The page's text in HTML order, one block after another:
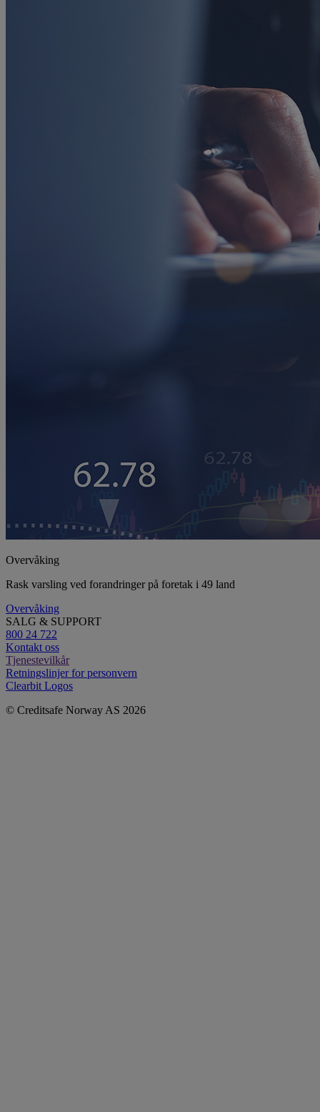
Overvåking
Rask varsling ved forandringer på foretak i 49 land
Overvåking
SALG & SUPPORT
800 24 722
Kontakt oss
Tjenestevilkår
Retningslinjer for personvern
Clearbit Logos
© Creditsafe Norway AS 2026